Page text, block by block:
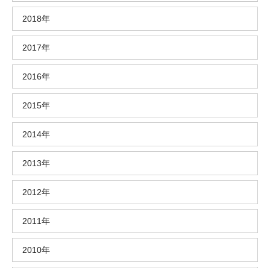
2018年
2017年
2016年
2015年
2014年
2013年
2012年
2011年
2010年